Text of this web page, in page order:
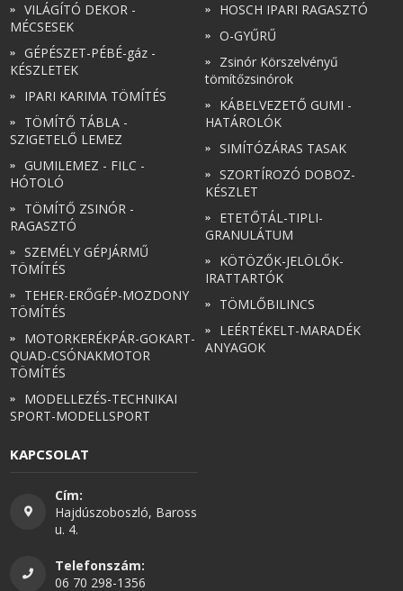
VILÁGÍTÓ DEKOR -
MÉCSESEK
GÉPÉSZET-PÉBÉ-gáz -
KÉSZLETEK
IPARI KARIMA TÖMÍTÉS
TÖMÍTŐ TÁBLA -
SZIGETELŐ LEMEZ
GUMILEMEZ - FILC -
HÓTOLÓ
TÖMÍTŐ ZSINÓR -
RAGASZTÓ
SZEMÉLY GÉPJÁRMŰ
TÖMÍTÉS
TEHER-ERŐGÉP-MOZDONY
TÖMÍTÉS
MOTORKERÉKPÁR-GOKART-
QUAD-CSÓNAKMOTOR
TÖMÍTÉS
MODELLEZÉS-TECHNIKAI
SPORT-MODELLSPORT
HOSCH IPARI RAGASZTÓ
O-GYŰRŰ
Zsinór Körszelvényű
tömítőzsinórok
KÁBELVEZETŐ GUMI -
HATÁROLÓK
SIMÍTÓZÁRAS TASAK
SZORTÍROZÓ DOBOZ-
KÉSZLET
ETETŐTÁL-TIPLI-
GRANULÁTUM
KÖTÖZŐK-JELÖLŐK-
IRATTARTÓK
TÖMLŐBILINCS
LEÉRTÉKELT-MARADÉK
ANYAGOK
KAPCSOLAT
Cím:
Hajdúszoboszló, Baross
u. 4.
Telefonszám:
06 70 298-1356